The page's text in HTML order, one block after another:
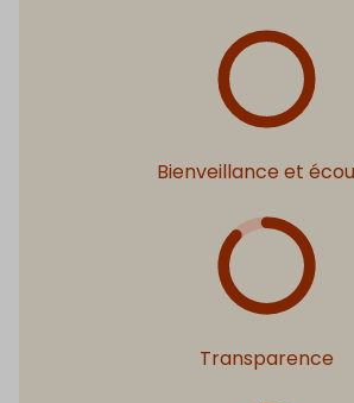
Bienveillance et
Transparence